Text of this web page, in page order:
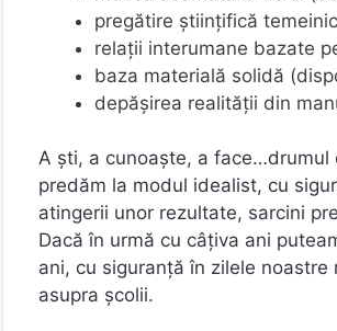
pregătire științifică
relații interumane bazate
baza materială solidă
depășirea realității din
A ști, a cunoaște, a face…drumul
predăm la modul idealist, cu
atingerii unor rezultate, sarcini
Dacă în urmă cu câțiva ani
ani, cu siguranță în zilele
asupra școlii.